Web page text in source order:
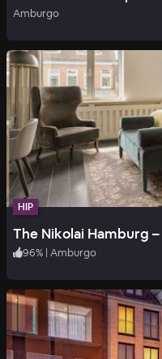
Amburgo
HIP
The Nikolai Hamburg
96% | Amburgo